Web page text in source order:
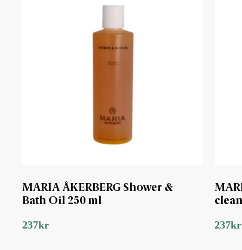
MARIA ÅKERBERG Shower &
Bath Oil 250 ml
237kr 237kr